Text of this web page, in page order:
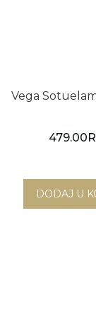
Vega
479.00